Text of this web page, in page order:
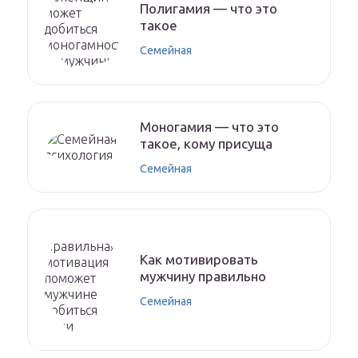
Полигамия — что это
такое
Семейная
Моногамия — что это
такое, кому присуща
Семейная
Как мотивировать
мужчину правильно
Семейная